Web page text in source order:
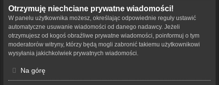
Otrzymuję niechciane prywatne wiadomości!
W panelu użytkownika możesz, określając odpowiednie reguły ustawić
automatyczne usuwanie wiadomości od danego nadawcy. Jeżeli
otrzymujesz od kogoś obraźliwe prywatne wiadomości, poinformuj o tym
moderatorów witryny, którzy będą mogli zabronić takiemu użytkownikowi
wysyłania jakichkolwiek prywatnych wiadomości.
Na górę